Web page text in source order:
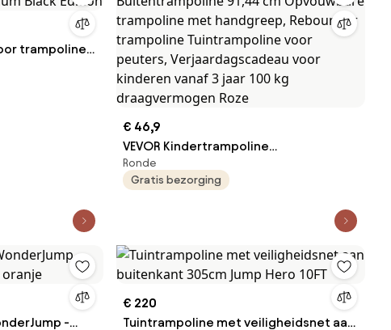
trampolines
Black
€ 46,9
VEVOR Kindertrampoline
Buitentrampoline 91,44 cm
Opvouwbare trampoline met
Verjaardagscadeau voor kinderen
vanaf 3 jaar 100 kg draagvermogen
Roze
Ronde
Gratis bezorging
-
€ 220
Tuintrampoline met veiligheidsnet aan